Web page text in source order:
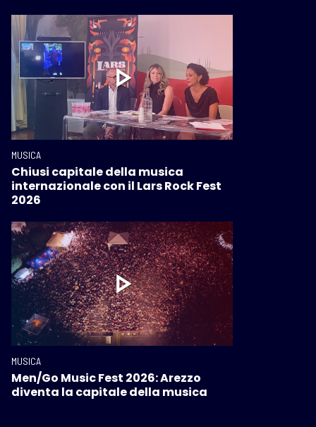
MUSICA
Chiusi capitale della musica
internazionale con il Lars Rock Fest
2026
MUSICA
Men/Go Music Fest 2026: Arezzo
diventa la capitale della musica